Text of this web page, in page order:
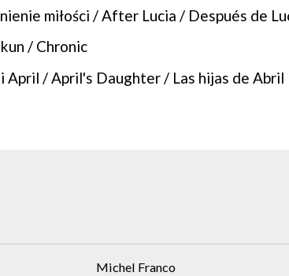
miłości / After Lucia / Después de
/ Chronic
April / April's Daughter / Las hijas de Abril
Michel Franco